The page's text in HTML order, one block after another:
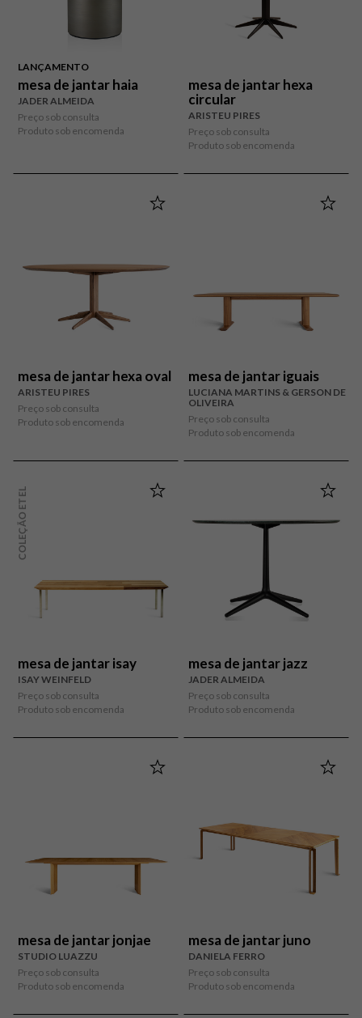
LANÇAMENTO
mesa de jantar haia
JADER ALMEIDA
Preço sob consulta
Produto sob encomenda
mesa de jantar hexa
circular
ARISTEU PIRES
Preço sob consulta
Produto sob encomenda
mesa de jantar hexa oval
ARISTEU PIRES
Preço sob consulta
Produto sob encomenda
mesa de jantar iguais
LUCIANA MARTINS & GERSON DE
OLIVEIRA
Preço sob consulta
Produto sob encomenda
COLEÇÃO ETEL
mesa de jantar isay
ISAY WEINFELD
Preço sob consulta
Produto sob encomenda
mesa de jantar jazz
JADER ALMEIDA
Preço sob consulta
Produto sob encomenda
mesa de jantar jonjae
STUDIO LUAZZU
Preço sob consulta
Produto sob encomenda
mesa de jantar juno
DANIELA FERRO
Preço sob consulta
Produto sob encomenda